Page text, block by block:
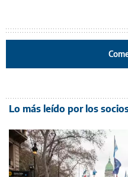
Lo más leído por los